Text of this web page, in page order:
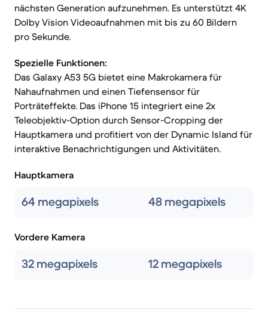
nächsten Generation aufzunehmen. Es unterstützt 4K
Dolby Vision Videoaufnahmen mit bis zu 60 Bildern
pro Sekunde.
Spezielle Funktionen:
Das Galaxy A53 5G bietet eine Makrokamera für
Nahaufnahmen und einen Tiefensensor für
Porträteffekte. Das iPhone 15 integriert eine 2x
Teleobjektiv-Option durch Sensor-Cropping der
Hauptkamera und profitiert von der Dynamic Island für
interaktive Benachrichtigungen und Aktivitäten.
Hauptkamera
64 megapixels 48 megapixels
Vordere Kamera
32 megapixels 12 megapixels